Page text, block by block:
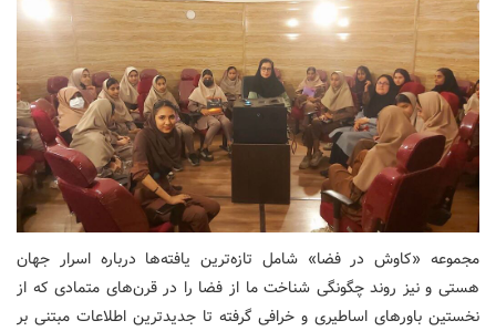
مجموعه «کاوش در فضا» شامل تازه‌ترین یافته‌ها درباره اسرار جهان
هستی و نیز روند چگونگی شناخت ما از فضا را در قرن‌های متمادی که از
نخستین باورهای اساطیری و خرافی گرفته تا جدیدترین اطلاعات مبتنی بر